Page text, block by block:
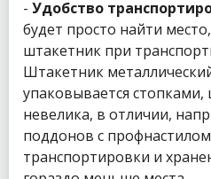
- Удобство
будет просто найти
штакетник при
Штакетник
упаковывается
невелика, в отличии,
поддонов с
транспортировки и